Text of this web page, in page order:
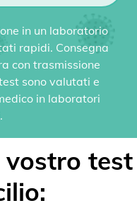
in un laboratorio
rapidi. Consegna
con trasmissione
sono valutati e
in laboratori
vostro test